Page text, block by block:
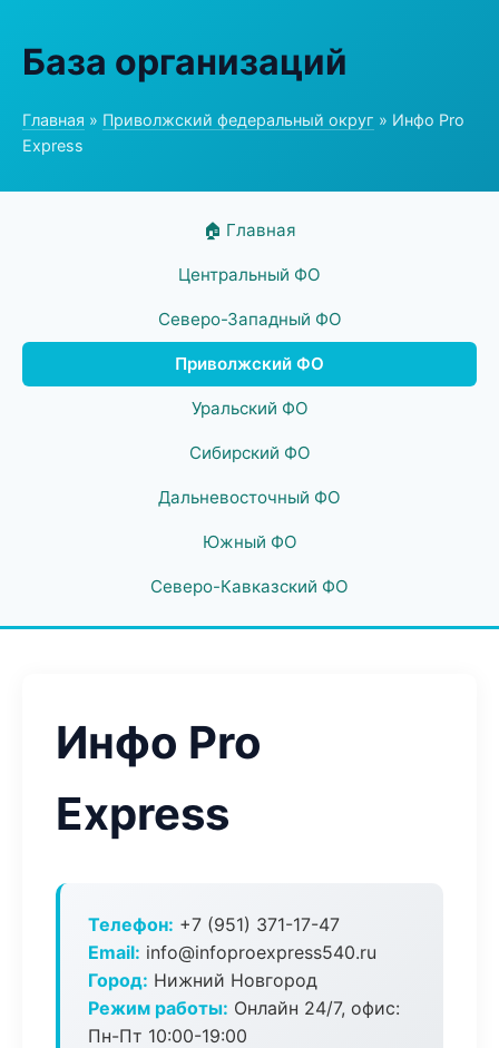
База организаций
Главная » Приволжский федеральный округ » Инфо Pro
Express
🏠 Главная
Центральный ФО
Северо-Западный ФО
Приволжский ФО
Уральский ФО
Сибирский ФО
Дальневосточный ФО
Южный ФО
Северо-Кавказский ФО
Инфо Pro
Express
Телефон: +7 (951) 371-17-47
Email: info@infoproexpress540.ru
Город: Нижний Новгород
Режим работы: Онлайн 24/7, офис:
Пн-Пт 10:00-19:00